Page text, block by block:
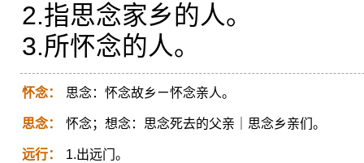
2.指思念家乡的人。
3.所怀念的人。
怀念： 思念：怀念故乡ㄧ怀念亲人。
思念： 怀念；想念：思念死去的父亲｜思念乡亲们。
远行：
1.出远门。